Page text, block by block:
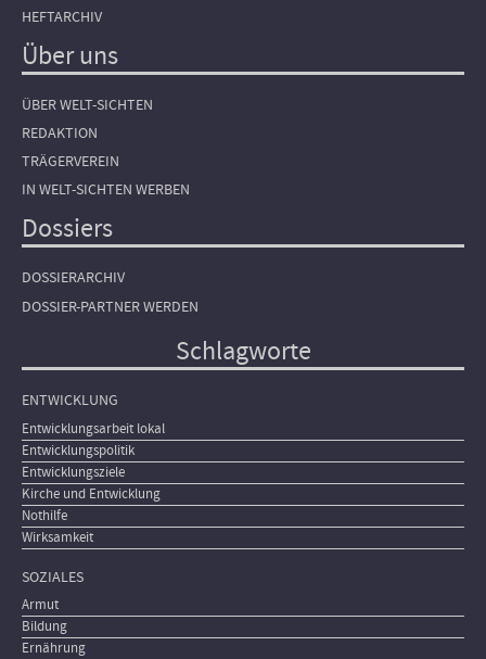
HEFTARCHIV
Über uns
ÜBER WELT-SICHTEN
REDAKTION
TRÄGERVEREIN
IN WELT-SICHTEN WERBEN
Dossiers
DOSSIERARCHIV
DOSSIER-PARTNER WERDEN
Schlagworte
ENTWICKLUNG
Entwicklungsarbeit lokal
Entwicklungspolitik
Entwicklungsziele
Kirche und Entwicklung
Nothilfe
Wirksamkeit
SOZIALES
Armut
Bildung
Ernährung